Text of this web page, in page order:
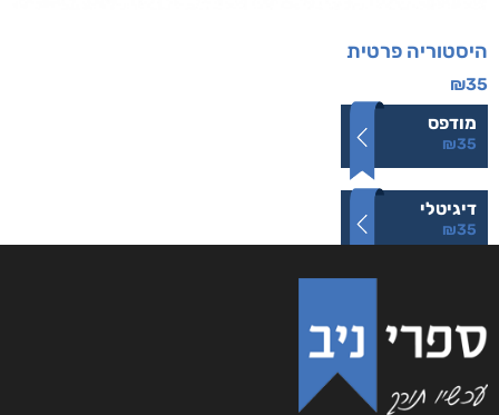
היסטוריה פרטית
₪35
מודפס
₪35
דיגיטלי
₪35